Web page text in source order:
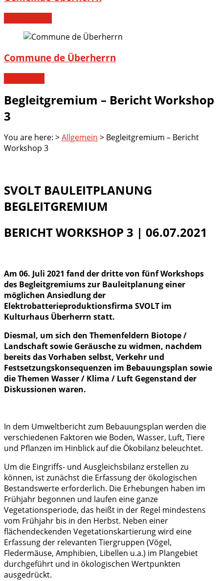
Commune de Überherrn
Begleitgremium – Bericht Workshop
3
You are here: >Allgemein > Begleitgremium – Bericht
Workshop 3
SVOLT BAULEITPLANUNG
BEGLEITGREMIUM
BERICHT WORKSHOP 3 | 06.07.2021
Am 06. Juli 2021 fand der dritte von fünf Workshops
des Begleitgremiums zur Bauleitplanung einer
möglichen Ansiedlung der
Elektrobatterieproduktionsfirma SVOLT im
Kulturhaus Überherrn statt.
Diesmal, um sich den Themenfeldern Biotope /
Landschaft sowie Geräusche zu widmen, nachdem
bereits das Vorhaben selbst, Verkehr und
Festsetzungskonsequenzen im Bebauungsplan sowie
die Themen Wasser / Klima / Luft Gegenstand der
Diskussionen waren.
In dem Umweltbericht zum Bebauungsplan werden die
verschiedenen Faktoren wie Boden, Wasser, Luft, Tiere
und Pflanzen im Hinblick auf die Ökobilanz beleuchtet.
Um die Eingriffs- und Ausgleichsbilanz erstellen zu
können, ist zunächst die Erfassung der ökologischen
Bestandswerte erforderlich. Die Erhebungen haben im
Frühjahr begonnen und laufen eine ganze
Vegetationsperiode, das heißt in der Regel mindestens
vom Frühjahr bis in den Herbst. Neben einer
flächendeckenden Vegetationskartierung wird eine
Erfassung der relevanten Tiergruppen (Vögel,
Fledermäuse, Amphibien, Libellen u.a.) im Plangebiet
durchgeführt und in ökologischen Wertpunkten
ausgedrückt.